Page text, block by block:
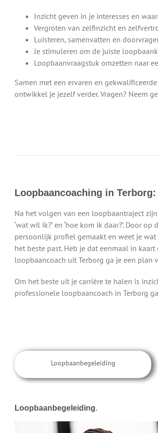
Inzicht geven in je interesses en
Vergroten van zelfinzicht en
Luisteren, samenvatten en
Je stimuleren om de juiste
Loopbaanvraagstuk omzetten naar
Samen met een ervaren en
ontwikkel je jezelf verder. Vragen? Neem
Loopbaancoaching in
Na het volgen van een loopbaantraject zijn
‘wat wil ik?’ en ‘hoe kom ik daar?’. Door
persoonlijk profiel gemaakt en weet je
het beste past. Heb je dat eenmaal in
loopbaancoach uit Terborg ga je een
Om het beste uit je carrière te halen is
professionele loopbaancoach in Terborg
Loopbaanbegeleiding
Loopbaanbegeleiding.